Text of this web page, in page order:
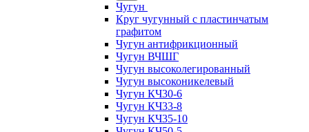
Чугун
Круг чугунный с пластинчатым
графитом
Чугун антифрикционный
Чугун ВЧШГ
Чугун высоколегированный
Чугун высоконикелевый
Чугун КЧ30-6
Чугун КЧ33-8
Чугун КЧ35-10